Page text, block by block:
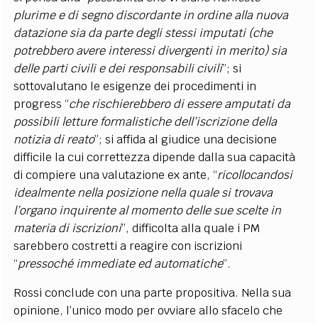
plurime e di segno discordante in ordine alla nuova
datazione sia da parte degli stessi imputati (che
potrebbero avere interessi divergenti in merito) sia
delle parti civili e dei responsabili civili”; si
sottovalutano le esigenze dei procedimenti in
progress “che rischierebbero di essere amputati da
possibili letture formalistiche dell’iscrizione della
notizia di reato”; si affida al giudice una decisione
difficile la cui correttezza dipende dalla sua capacità
di compiere una valutazione ex ante, “ricollocandosi
idealmente nella posizione nella quale si trovava
l’organo inquirente al momento delle sue scelte in
materia di iscrizioni”, difficolta alla quale i PM
sarebbero costretti a reagire con iscrizioni
“pressoché immediate ed automatiche”.
Rossi conclude con una parte propositiva. Nella sua
opinione, l’unico modo per ovviare allo sfacelo che